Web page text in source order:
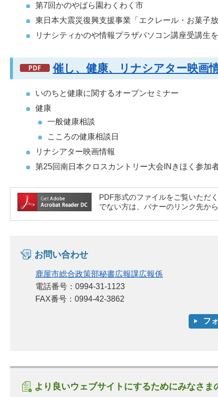
第7回かのやばら園わくわく市
東日本大震災復興支援事業「エクレール・お菓子放
リナシティかのや情報プラザパソコン講座受講生
催し、健康、リナシアター映画
いのちと健康に関するオープンセミナー
健康
一般健康相談
こころの健康相談日
リナシアター映画情報
第25回南日本クロスカントリー大会INきほく参加
PDF形式のファイルをご覧いただ
でない方は、バナーのリンク先か
お問い合わせ
鹿屋市総合政策部秘書広報課広報係
電話番号：0994-31-1123
FAX番号：0994-42-3862
より良いウェブサイトにするためにみなさ